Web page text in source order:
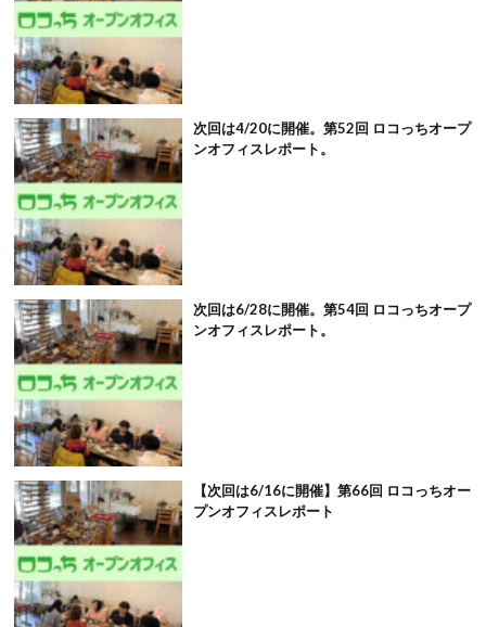
次回は4/20に開催。第52回 ロコっちオープ
ンオフィスレポート。
次回は6/28に開催。第54回 ロコっちオープ
ンオフィスレポート。
【次回は6/16に開催】第66回 ロコっちオー
プンオフィスレポート